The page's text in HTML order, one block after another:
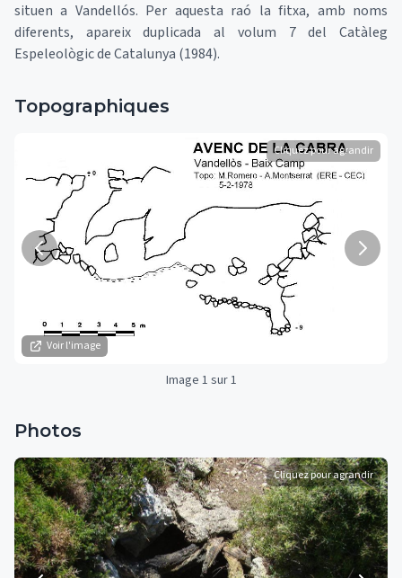
situen a Vandellós. Per aquesta raó la fitxa, amb noms
diferents, apareix duplicada al volum 7 del Catàleg
Espeleològic de Catalunya (1984).
Topographiques
Voir l'image
Cliquez pour agrandir
Image 1 sur 1
Photos
Cliquez pour agrandir